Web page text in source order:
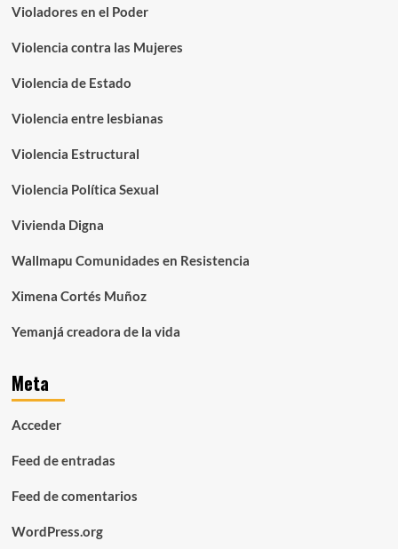
Violadores en el Poder
Violencia contra las Mujeres
Violencia de Estado
Violencia entre lesbianas
Violencia Estructural
Violencia Política Sexual
Vivienda Digna
Wallmapu Comunidades en Resistencia
Ximena Cortés Muñoz
Yemanjá creadora de la vida
Meta
Acceder
Feed de entradas
Feed de comentarios
WordPress.org